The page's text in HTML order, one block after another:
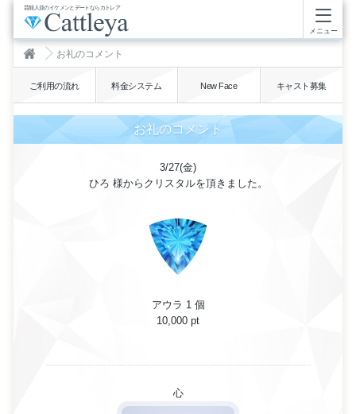
芸能人並のイケメンとデートならカトレア
メニュー
お礼のコメント
ご利用の流れ 料金システム New Face キャスト募集
お礼のコメント
3/27(金)
ひろ 様からクリスタルを頂きました。
アウラ 1 個
10,000 pt
心